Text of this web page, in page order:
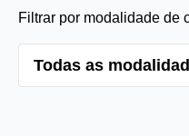
Filtrar por modalidade de